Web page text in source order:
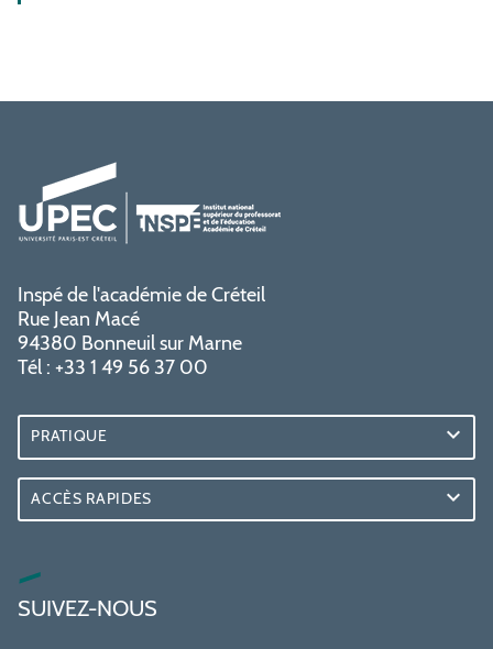
Inspé de l'académie de Créteil
Rue Jean Macé
94380 Bonneuil sur Marne
Tél : +33 1 49 56 37 00
PRATIQUE
ACCÈS RAPIDES
SUIVEZ-NOUS